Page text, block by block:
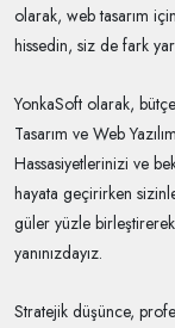
olarak, web tasarım
hissedin, siz de fark
YonkaSoft olarak,
Tasarım ve Web
Hassasiyetlerinizi ve
hayata geçirirken
güler yüzle
yanınızdayız.
Stratejik düşünce,